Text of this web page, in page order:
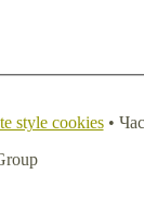
style cookies•